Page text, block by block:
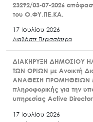
23292/03-07-2026
του Ο.ΦΥ.ΠΕ.ΚΑ.
17 Ιουλίου 2026
Διαβάστε Περισσότερα
ΔΙΑΚΗΡΥΞΗ ΔΗΜΟΣΙΟΥ
ΤΩΝ ΟΡΙΩΝ με Ανοικτή
ΑΝΑΘΕΣΗ ΠΡΟΜΗΘΕΙΩΝ
πληροφορικής για την
υπηρεσίας Active
17 Ιουλίου 2026